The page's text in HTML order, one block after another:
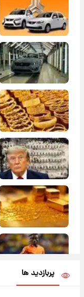
پربازدید ها